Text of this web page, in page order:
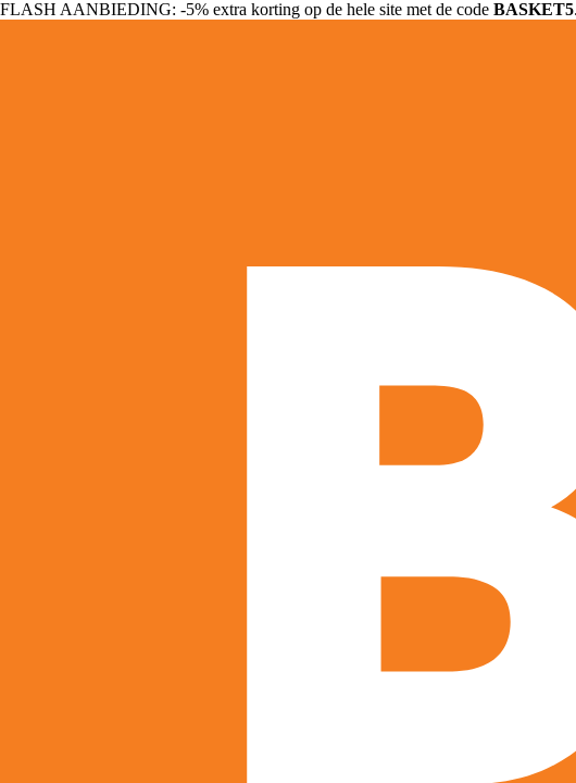
FLASH AANBIEDING: -5% extra korting op de hele site met de code BASKET5